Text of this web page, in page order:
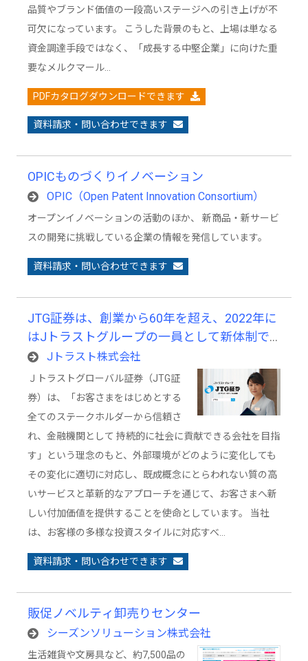
品質やブランド価値の一段高いステージへの引き上げが不
可欠になっています。 こうした背景のもと、上場は単なる
資金調達手段ではなく、「成長する中堅企業」に向けた重
要なメルクマール…
PDFカタログダウンロードできます
資料請求・問い合わせできます
OPICものづくりイノベーション
OPIC（Open Patent Innovation Consortium）
オープンイノベーションの活動のほか、 新商品・新サービ
スの開発に挑戦している企業の情報を発信しています。
資料請求・問い合わせできます
JTG証券は、創業から60年を超え、2022年に
はJトラストグループの一員として新体制で
スタートした、歴史と革新が共存する証券会
社です。
Jトラスト株式会社
Ｊトラストグローバル証券（JTG証
券）は、「お客さまをはじめとする
全てのステークホルダーから信頼さ
れ、金融機関として 持続的に社会に貢献できる会社を目指
す」という理念のもと、外部環境がどのように変化しても
その変化に適切に対応し、既成概念にとらわれない質の高
いサービスと革新的なアプローチを通じて、お客さまへ新
しい付加価値を提供することを使命としています。 当社
は、お客様の多様な投資スタイルに対応すべ…
資料請求・問い合わせできます
販促ノベルティ卸売りセンター
シーズンソリューション株式会社
生活雑貨や文房具など、約7,500品の